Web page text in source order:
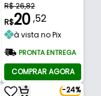
R$ 26,82
R$20,52
à vista no Pix
PRONTA ENTREGA
COMPRAR AGORA
-24%